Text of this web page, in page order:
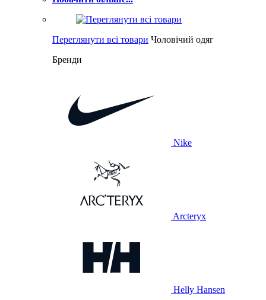
Переглянути всі товари Чоловічий одяг
Бренди
Nike
Arcteryx
Helly Hansen